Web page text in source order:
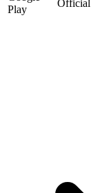
Play
Official